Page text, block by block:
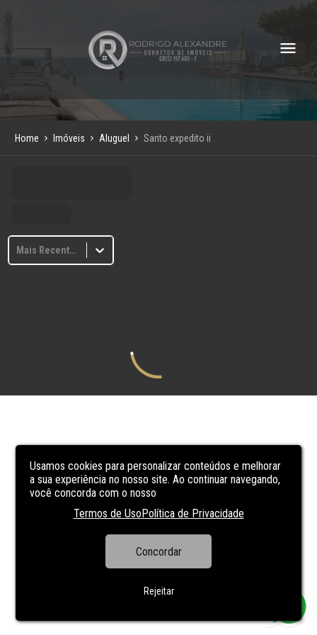
Usamos cookies para personalizar conteúdos e melhorar
a sua experiência no nosso site. Ao continuar navegando,
você concorda com o nosso
Termos de UsoPolítica de Privacidade
Concordar
Rejeitar
Home Imóveis Aluguel Santo expedito ii
Mais Recentes